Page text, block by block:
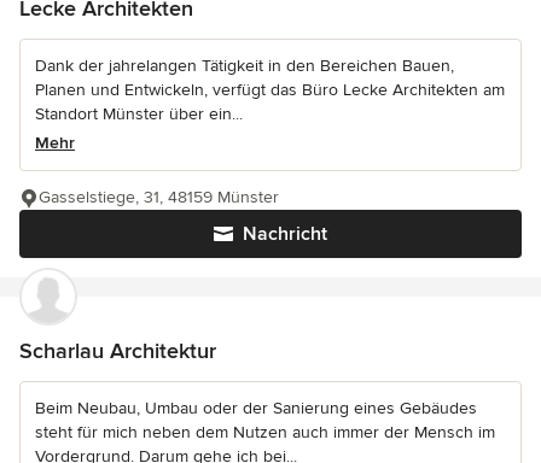
Lecke Architekten
Dank der jahrelangen Tätigkeit in den Bereichen Bauen,
Planen und Entwickeln, verfügt das Büro Lecke Architekten am
Standort Münster über ein...
Mehr
Nachricht
Gasselstiege, 31, 48159 Münster
Scharlau Architektur
Beim Neubau, Umbau oder der Sanierung eines Gebäudes
steht für mich neben dem Nutzen auch immer der Mensch im
Vordergrund. Darum gehe ich bei...